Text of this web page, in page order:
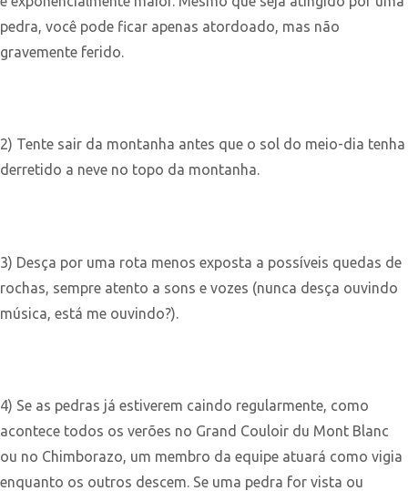
pedra, você pode ficar apenas atordoado, mas não
gravemente ferido.
2) Tente sair da montanha antes que o sol do meio-dia tenha
derretido a neve no topo da montanha.
3) Desça por uma rota menos exposta a possíveis quedas de
rochas, sempre atento a sons e vozes (nunca desça ouvindo
música, está me ouvindo?).
4) Se as pedras já estiverem caindo regularmente, como
acontece todos os verões no Grand Couloir du Mont Blanc
ou no Chimborazo, um membro da equipe atuará como vigia
enquanto os outros descem. Se uma pedra for vista ou